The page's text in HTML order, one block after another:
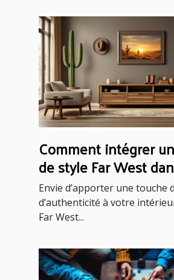
Comment intégrer
de style Far West
intérieur moderne ?
Envie d’apporter une touche
d’authenticité à votre
Far West...